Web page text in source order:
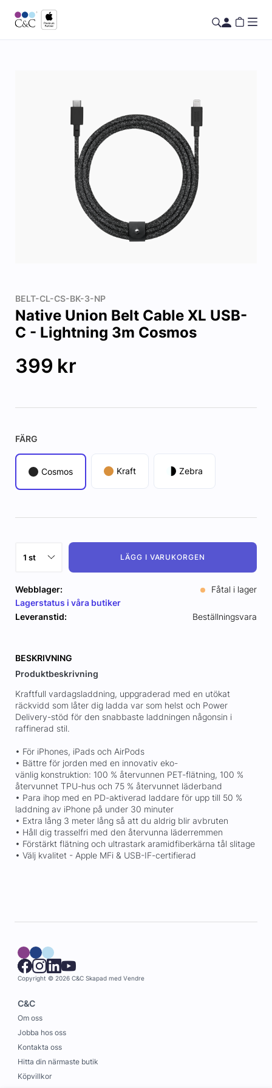
BELT-CL-CS-BK-3-NP
Native Union Belt Cable XL USB-
C - Lightning 3m Cosmos
399 kr
FÄRG
Cosmos Kraft Zebra
LÄGG I VARUKORGEN
Webblager:
Fåtal i lager
Lagerstatus i våra butiker
Leveranstid:
Beställningsvara
BESKRIVNING
Produktbeskrivning
Kraftfull vardagsladdning, uppgraderad med en utökat
räckvidd som låter dig ladda var som helst och Power
Delivery-stöd för den snabbaste laddningen någonsin i
raffinerad stil.
• För iPhones, iPads och AirPods
• Bättre för jorden med en innovativ eko-
vänlig konstruktion: 100 % återvunnen PET-flätning, 100 %
återvunnet TPU-hus och 75 % återvunnet läderband
• Para ihop med en PD-aktiverad laddare för upp till 50 %
laddning av iPhone på under 30 minuter
• Extra lång 3 meter lång så att du aldrig blir avbruten
• Håll dig trasselfri med den återvunna läderremmen
• Förstärkt flätning och ultrastark aramidfiberkärna tål slitage
• Välj kvalitet - Apple MFi & USB-IF-certifierad
Copyright © 2026 C&C Skapad med Vendre
C&C
Om oss
Jobba hos oss
Kontakta oss
Hitta din närmaste butik
Köpvillkor